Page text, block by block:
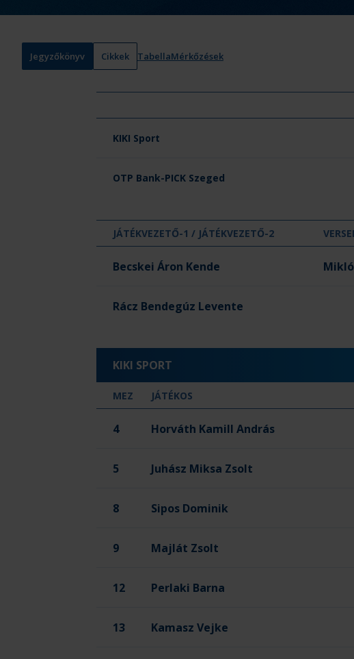
Jegyzőkönyv Cikkek TabellaMérkőzések
KIKI Sport
OTP Bank-PICK Szeged
JÁTÉKVEZETŐ-1 / JÁTÉKVEZETŐ-2
Becskei Áron Kende
Rácz Bendegúz Levente
KIKI SPORT
MEZ JÁTÉKOS
4 Horváth Kamill András
5 Juhász Miksa Zsolt
8 Sipos Dominik
9 Majlát Zsolt
12 Perlaki Barna
13 Kamasz Vejke